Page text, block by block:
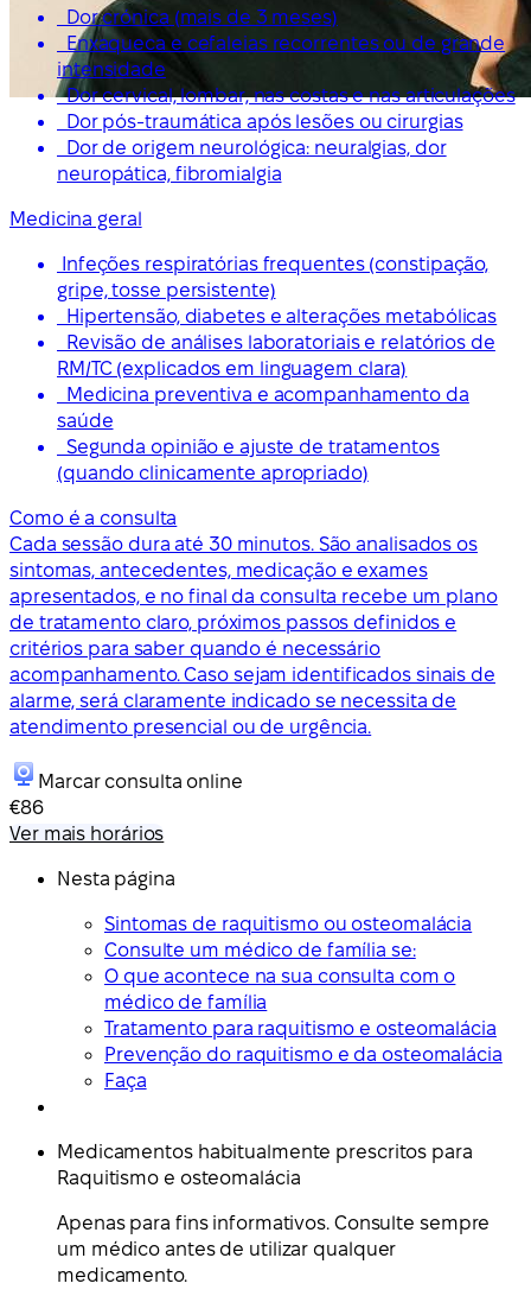
Dor crónica (mais de 3 meses)
Enxaqueca e cefaleias recorrentes ou de grande
intensidade
Dor cervical, lombar, nas costas e nas articulações
Dor pós-traumática após lesões ou cirurgias
Dor de origem neurológica: neuralgias, dor
neuropática, fibromialgia
Medicina geral
Infeções respiratórias frequentes (constipação,
gripe, tosse persistente)
Hipertensão, diabetes e alterações metabólicas
Revisão de análises laboratoriais e relatórios de
RM/TC (explicados em linguagem clara)
Medicina preventiva e acompanhamento da
saúde
Segunda opinião e ajuste de tratamentos
(quando clinicamente apropriado)
Como é a consulta
Cada sessão dura até 30 minutos. São analisados os
sintomas, antecedentes, medicação e exames
apresentados, e no final da consulta recebe um plano
de tratamento claro, próximos passos definidos e
critérios para saber quando é necessário
acompanhamento. Caso sejam identificados sinais de
alarme, será claramente indicado se necessita de
atendimento presencial ou de urgência.
Marcar consulta online
€86
Ver mais horários
Nesta página
Sintomas de raquitismo ou osteomalácia
Consulte um médico de família se:
O que acontece na sua consulta com o
médico de família
Tratamento para raquitismo e osteomalácia
Prevenção do raquitismo e da osteomalácia
Faça
Medicamentos habitualmente prescritos para
Raquitismo e osteomalácia
Apenas para fins informativos. Consulte sempre
um médico antes de utilizar qualquer
medicamento.